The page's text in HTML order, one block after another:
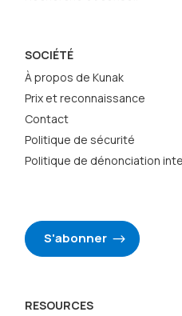
SOCIÉTÉ
À propos de Kunak
Prix et reconnaissance
Contact
Politique de sécurité
Politique de dénonciation
S'abonner
RESOURCES